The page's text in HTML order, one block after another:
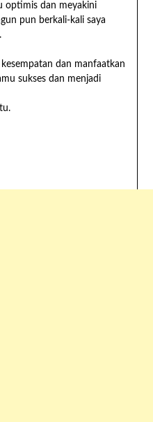
optimis dan meyakini
pun berkali-kali saya
dan manfaatkan
sukses dan menjadi